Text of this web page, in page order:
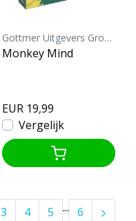
Gottmer Uitgevers Groep b.v.
Monkey Mind
EUR 19,99
Vergelijk
3 4 5 ... 6